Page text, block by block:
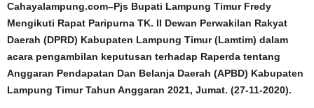
Cahayalampung.com–Pjs Bupati Lampung Timur Fredy
Mengikuti Rapat Paripurna TK. II Dewan Perwakilan Rakyat
Daerah (DPRD) Kabupaten Lampung Timur (Lamtim) dalam
acara pengambilan keputusan terhadap Raperda tentang
Anggaran Pendapatan Dan Belanja Daerah (APBD) Kabupaten
Lampung Timur Tahun Anggaran 2021, Jumat. (27-11-2020).